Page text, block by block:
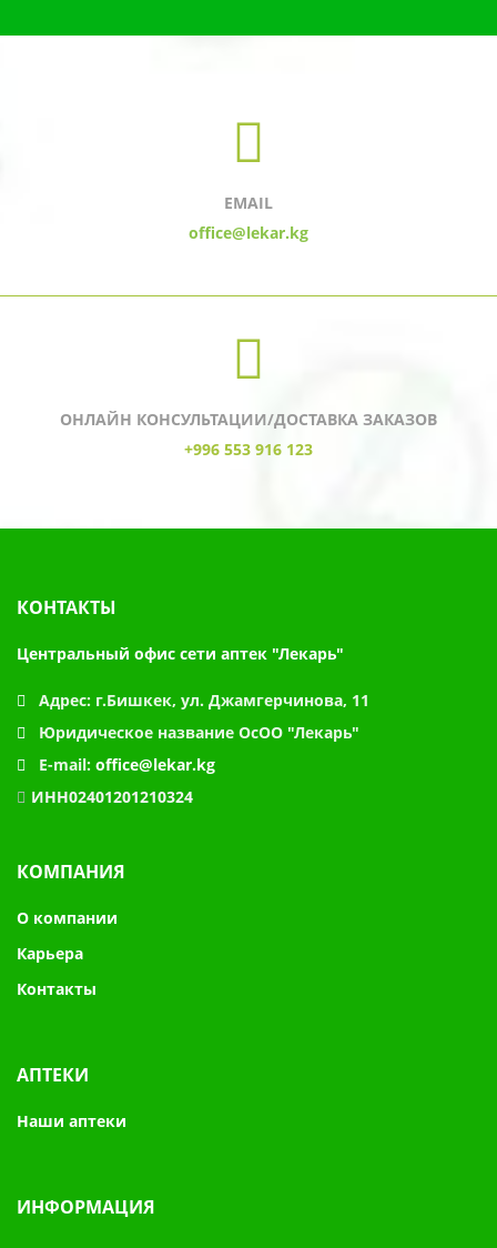
EMAIL
office@lekar.kg
ОНЛАЙН КОНСУЛЬТАЦИИ/ДОСТАВКА ЗАКАЗОВ
+996 553 916 123
КОНТАКТЫ
Центральный офис сети аптек "Лекарь"
Адрес: г.Бишкек, ул. Джамгерчинова, 11
Юридическое название ОсОО "Лекарь"
E-mail: office@lekar.kg
ИНН02401201210324
КОМПАНИЯ
О компании
Карьера
Контакты
АПТЕКИ
Наши аптеки
ИНФОРМАЦИЯ